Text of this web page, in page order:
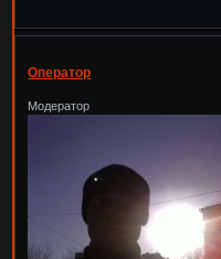
Оператор
Модератор